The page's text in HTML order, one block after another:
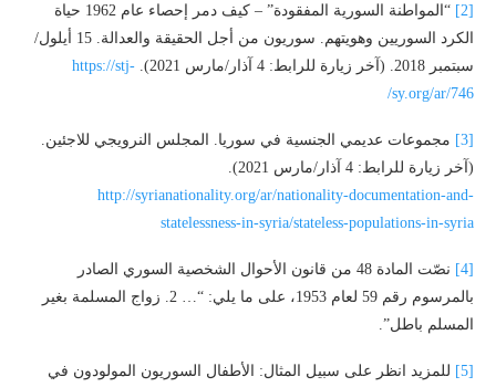
[2]
“المواطنة السورية المفقودة” – كيف دمر إحصاء عام 1962 حياة
الكرد السوريين وهويتهم. سوريون من أجل الحقيقة والعدالة. 15 أيلول/
سبتمبر 2018. (آخر زيارة للرابط: 4 آذار/مارس 2021).
https://stj-
sy.org/ar/746/
[3]
مجموعات عديمي الجنسية في سوريا. المجلس النرويجي للاجئين.
(آخر زيارة للرابط: 4 آذار/مارس 2021).
http://syrianationality.org/ar/nationality-documentation-and-
statelessness-in-syria/stateless-populations-in-syria
[4]
نصّت المادة 48 من قانون الأحوال الشخصية السوري الصادر
بالمرسوم رقم 59 لعام 1953، على ما يلي: “… 2. زواج المسلمة بغير
المسلم باطل”.
[5]
للمزيد انظر على سبيل المثال: الأطفال السوريون المولودون في